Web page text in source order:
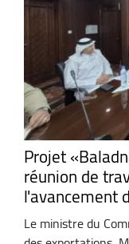
Projet
réunion de
l'avancement
Le ministre du